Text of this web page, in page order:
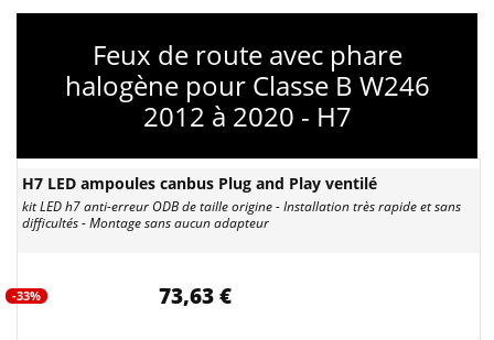
Feux de route avec phare
halogène pour Classe B W246
2012 à 2020 - H7
H7 LED ampoules canbus Plug and Play ventilé
kit LED h7 anti-erreur ODB de taille origine - Installation très rapide et sans
difficultés - Montage sans aucun adapteur
-33% 73,63 €